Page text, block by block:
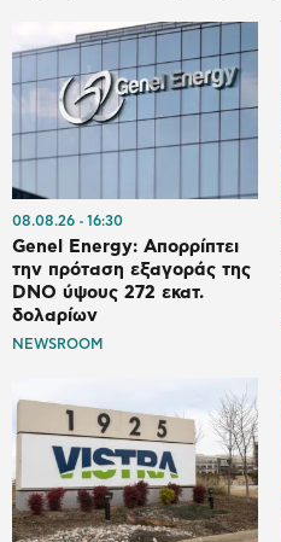
08.08.26 16:30
Genel Energy: Απορρίπτει
την πρόταση εξαγοράς της
DNO ύψους 272 εκατ.
δολαρίων
NEWSROOM